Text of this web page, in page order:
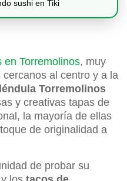
sushi en Tiki
en Torremolinos, muy
al centro y a la
Torremolinos
y creativas tapas de
la mayoría de ellas
de originalidad a
de probar su